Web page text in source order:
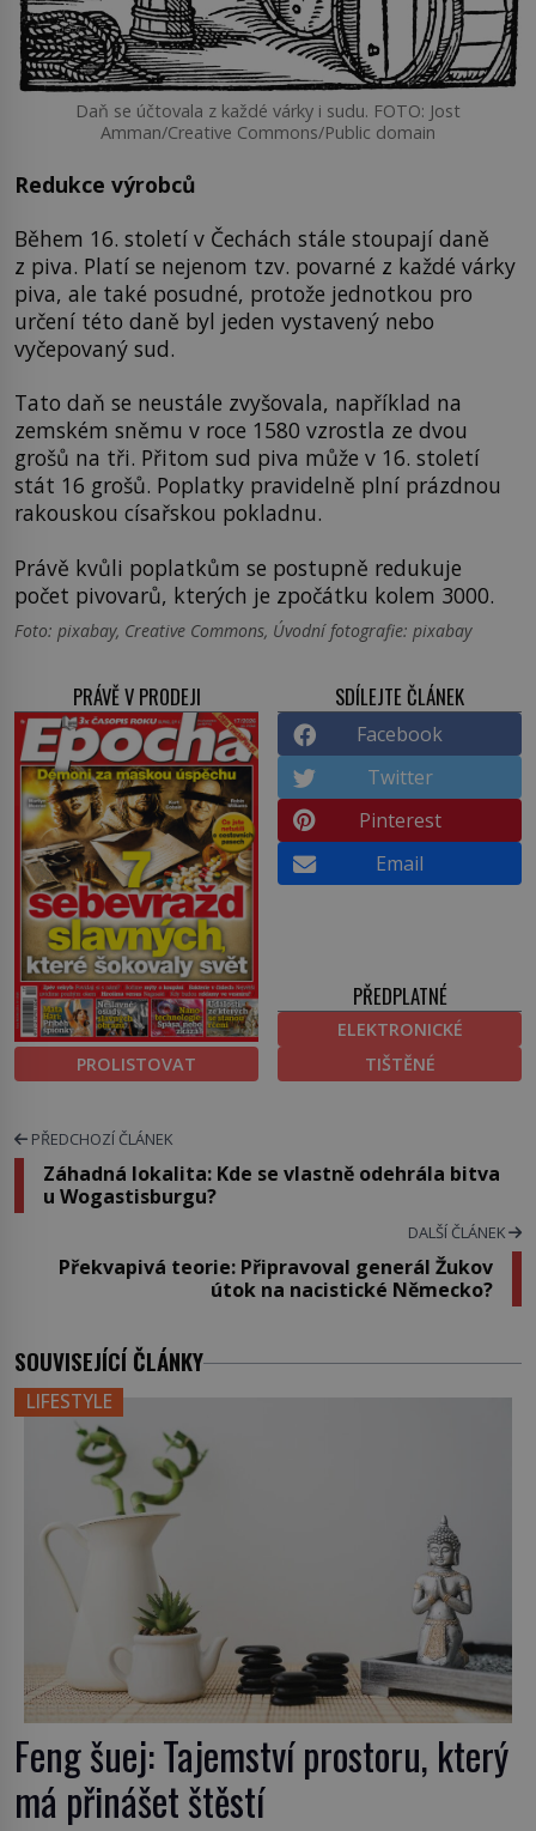
Daň se účtovala z každé várky i sudu. FOTO: Jost
Amman/Creative Commons/Public domain
Redukce výrobců
Během 16. století v Čechách stále stoupají daně
z piva. Platí se nejenom tzv. povarné z každé várky
piva, ale také posudné, protože jednotkou pro
určení této daně byl jeden vystavený nebo
vyčepovaný sud.
Tato daň se neustále zvyšovala, například na
zemském sněmu v roce 1580 vzrostla ze dvou
grošů na tři. Přitom sud piva může v 16. století
stát 16 grošů. Poplatky pravidelně plní prázdnou
rakouskou císařskou pokladnu.
Právě kvůli poplatkům se postupně redukuje
počet pivovarů, kterých je zpočátku kolem 3000.
Foto: pixabay, Creative Commons, Úvodní fotografie: pixabay
PRÁVĚ V PRODEJI
PROLISTOVAT
SDÍLEJTE ČLÁNEK
Facebook
Twitter
Pinterest
Email
PŘEDPLATNÉ
ELEKTRONICKÉ
TIŠTĚNÉ
PŘEDCHOZÍ ČLÁNEK
Záhadná lokalita: Kde se vlastně odehrála bitva
u Wogastisburgu?
DALŠÍ ČLÁNEK
Překvapivá teorie: Připravoval generál Žukov
útok na nacistické Německo?
SOUVISEJÍCÍ ČLÁNKY
LIFESTYLE
Feng šuej: Tajemství prostoru, který
má přinášet štěstí